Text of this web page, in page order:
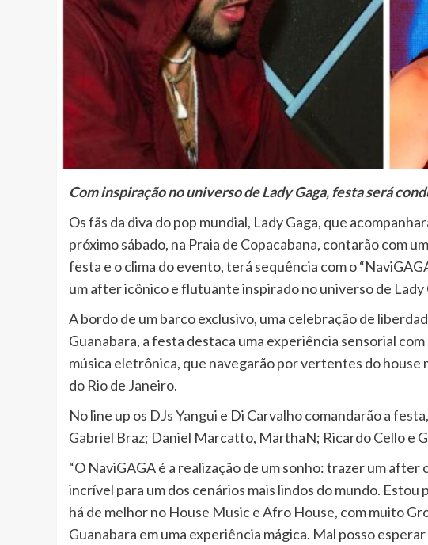
Com inspiração no universo de Lady Gaga, festa será
Os fãs da diva do pop mundial, Lady Gaga, que
próximo sábado, na Praia de Copacabana, contarão com
festa e o clima do evento, terá sequência com o
um after icônico e flutuante inspirado no universo de Lady
A bordo de um barco exclusivo, uma celebração de
Guanabara, a festa destaca uma experiência sensorial
música eletrônica, que navegarão por vertentes do house
do Rio de Janeiro.
No line up os DJs Yangui e Di Carvalho comandarão a
Gabriel Braz; Daniel Marcatto, MarthaN; Ricardo Cello e
“O NaviGAGA é a realização de um sonho: trazer um after
incrível para um dos cenários mais lindos do mundo.
há de melhor no House Music e Afro House, com muito
Guanabara em uma experiência mágica. Mal posso